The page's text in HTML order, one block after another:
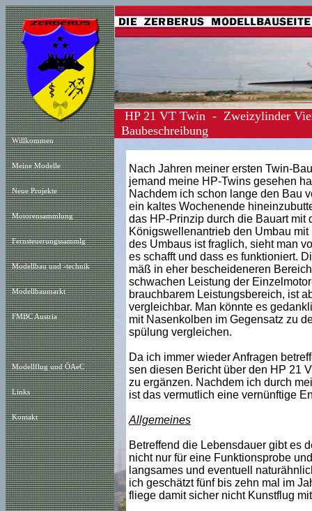
Willkommen
Meine Modelle
Neue Projekte
Motorensammlung
Fernsteuerungssammlg
Modellbau und -technik
Modellbaumarkt
FMBC Austria
Modellflug und ÖAeC
Links
Kontakt
HP 21 VT Twin - Zweizylinder
Baubeschreibung
Nach Jahren meiner ersten Twin-
jemand meine HP-Twins gesehen
Nachdem ich schon lange den Bau
ein kaltes Wochenende
das HP-Prinzip durch die Bauart
Königswellenantrieb den Umbau
des Umbaus ist fraglich, sieht man
es schafft und dass es funktioniert.
mäß in eher bescheideneren
schwachen Leistung der
brauchbarem Leistungsbereich, ist
vergleichbar. Man könnte es
mit Nasenkolben im Gegensatz zu
spülung vergleichen.
Da ich immer wieder Anfragen
sen diesen Bericht über den HP 21
zu ergänzen. Nachdem ich durch
ist das vermutlich eine vernünftige
Allgemeines
Betreffend die Lebensdauer gibt es
nicht nur für eine Funktionsprobe
langsames und eventuell
ich geschätzt fünf bis zehn mal im
fliege damit sicher nicht Kunstflug